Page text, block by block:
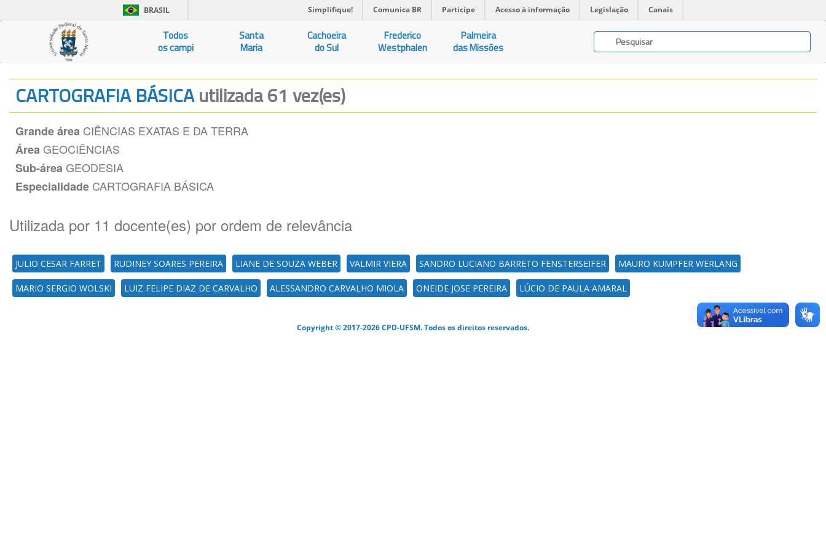
BRASIL Simplifique! Comunica BR Participe Acesso à informação Legislação Canais
Todos
os campi
Santa
Maria
Cachoeira
do Sul
Frederico
Westphalen
Palmeira
das Missões
CARTOGRAFIA BÁSICAutilizada 61 vez(es)
Grande área CIÊNCIAS EXATAS E DA TERRA
ÁreaGEOCIÊNCIAS
Sub-áreaGEODESIA
Especialidade CARTOGRAFIA BÁSICA
Utilizada por 11 docente(es) por ordem de relevância
JULIO CESAR FARRET RUDINEY SOARES PEREIRA LIANE DE SOUZA WEBER VALMIR VIERA SANDRO LUCIANO BARRETO FENSTERSEIFER MAURO KUMPFER WERLANG
MARIO SERGIO WOLSKI LUIZ FELIPE DIAZ DE CARVALHO ALESSANDRO CARVALHO MIOLA ONEIDE JOSE PEREIRA LÚCIO DE PAULA AMARAL
Copyright © 2017-2026 CPD-UFSM. Todos os direitos reservados.